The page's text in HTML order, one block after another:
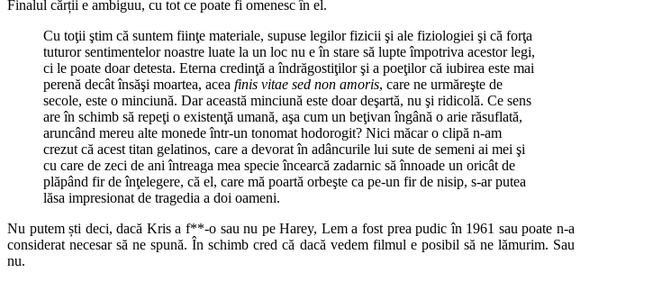
Finalul cărții e ambiguu, cu tot ce poate fi omenesc în el.
Cu toţii ştim că suntem fiinţe materiale, supuse legilor fizicii şi ale fiziologiei şi că forţa
tuturor sentimentelor noastre luate la un loc nu e în stare să lupte împotriva acestor legi,
ci le poate doar detesta. Eterna credinţă a îndrăgostiţilor şi a poeţilor că iubirea este mai
perenă decât însăşi moartea, acea finis vitae sed non amoris, care ne urmăreşte de
secole, este o minciună. Dar această minciună este doar deşartă, nu şi ridicolă. Ce sens
are în schimb să repeţi o existenţă umană, aşa cum un beţivan îngână o arie răsuflată,
aruncând mereu alte monede într-un tonomat hodorogit? Nici măcar o clipă n-am
crezut că acest titan gelatinos, care a devorat în adâncurile lui sute de semeni ai mei şi
cu care de zeci de ani întreaga mea specie încearcă zadarnic să înnoade un oricât de
plăpând fir de înţelegere, că el, care mă poartă orbeşte ca pe-un fir de nisip, s-ar putea
lăsa impresionat de tragedia a doi oameni.
Nu putem ști deci, dacă Kris a f**-o sau nu pe Harey, Lem a fost prea pudic în 1961 sau poate n-a
considerat necesar să ne spună. În schimb cred că dacă vedem filmul e posibil să ne lămurim. Sau
nu.